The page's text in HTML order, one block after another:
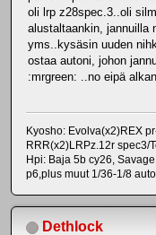
oli lrp z28spec.3..oli
alustaltaankin, jannuilla
yms..kysäsin uuden
ostaa autoni, johon
:mrgreen: ..no eipä
Kyosho: Evolva(x2)REX
RRR(x2)LRPz.12r spec3/
Hpi: Baja 5b cy26,
p6,plus muut 1/36-1/8
Dethlock